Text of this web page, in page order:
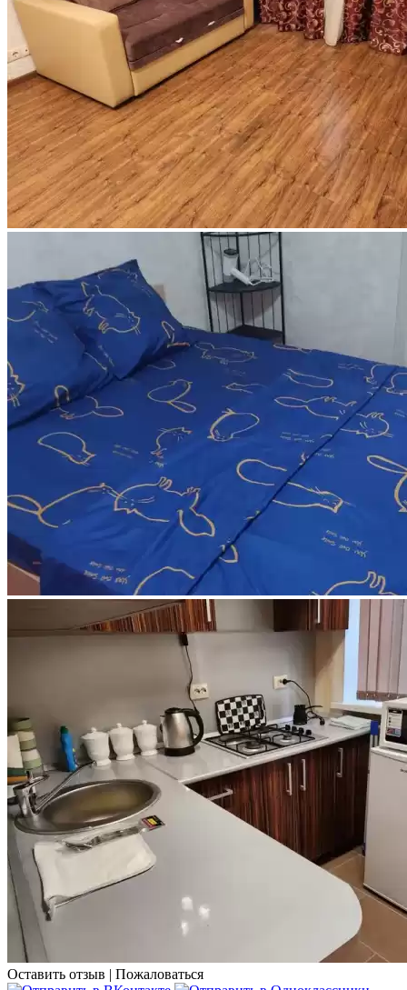
Оставить отзыв | Пожаловаться